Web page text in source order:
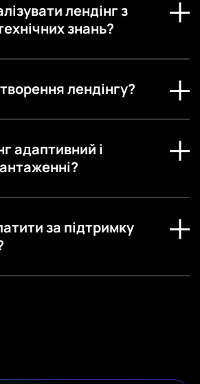
лендінг з
знань?
лендінгу?
адаптивний і
за підтримку